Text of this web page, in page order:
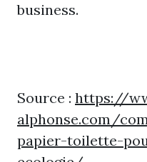
business.
Source : https://
alphonse.com/
papier-toilette-